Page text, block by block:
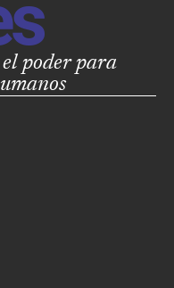
poder para